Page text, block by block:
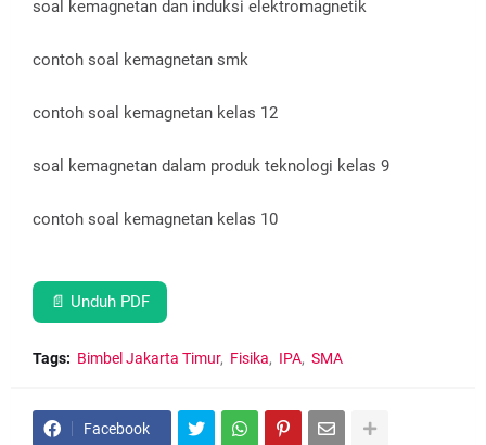
soal kemagnetan dan induksi elektromagnetik
contoh soal kemagnetan smk
contoh soal kemagnetan kelas 12
soal kemagnetan dalam produk teknologi kelas 9
contoh soal kemagnetan kelas 10
📄 Unduh PDF
Tags: Bimbel Jakarta Timur Fisika IPA SMA
Facebook